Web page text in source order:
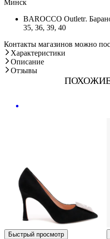
Минск
BAROCCO Outletг.
35, 36, 39, 40
Контакты магазинов можно
Характеристики
Описание
Отзывы
Быстрый просмотр